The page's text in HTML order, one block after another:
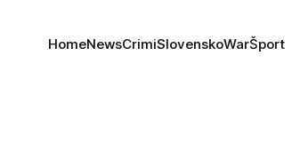
HomeNewsCrimiSlovenskoWarŠport